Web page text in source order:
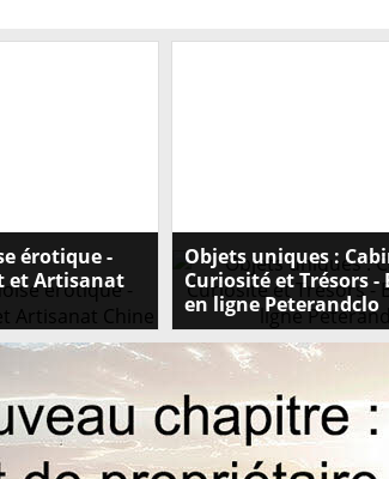
érotique -
et Artisanat
Chinoise
chef-d'œuvre d'art
et offrez-
Objets uniques :
Curiosité et Trésors
en ligne Peterandclo
Découvrez notre collection
curiosités et trésors dans
en ligne Peterandclo.
univers fascinant et trouvez
singulier dès maintenant !